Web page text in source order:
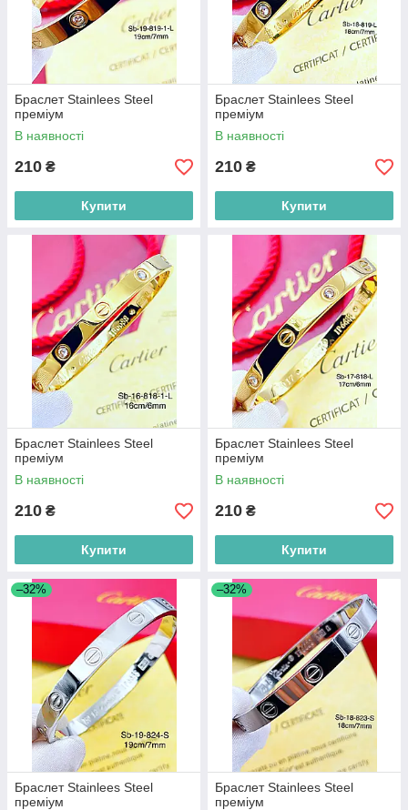
Браслет Stainlees Steel
преміум
В наявності
210 ₴
Купити
Браслет Stainlees Steel
преміум
В наявності
210 ₴
Купити
Браслет Stainlees Steel
преміум
В наявності
210 ₴
Купити
Браслет Stainlees Steel
преміум
В наявності
210 ₴
Купити
–32%
Браслет Stainlees Steel
преміум
–32%
Браслет Stainlees Steel
преміум